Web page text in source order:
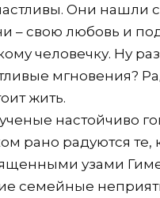
Они нашли
– свою любовь и
человечку. Ну
мгновения?
жить.
настойчиво
рано радуются те,
узами
семейные